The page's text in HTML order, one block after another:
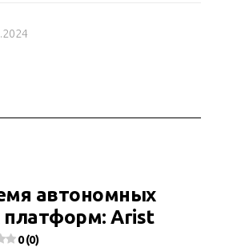
автономных
Arist
0 (0)